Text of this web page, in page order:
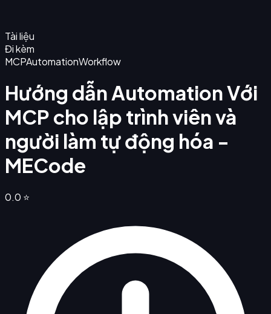
Tài liệu
Đi kèm
MCPAutomationWorkflow
Hướng dẫn Automation Với
MCP cho lập trình viên và
người làm tự động hóa -
MECode
0.0 ⭐